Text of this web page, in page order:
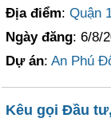
Địa điểm:Quận
Ngày đăng: 6/8/
Dự án:An Phú
Kêu gọi Đầu